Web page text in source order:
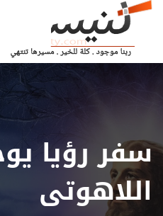
سفر رؤيا
اللاهوتى